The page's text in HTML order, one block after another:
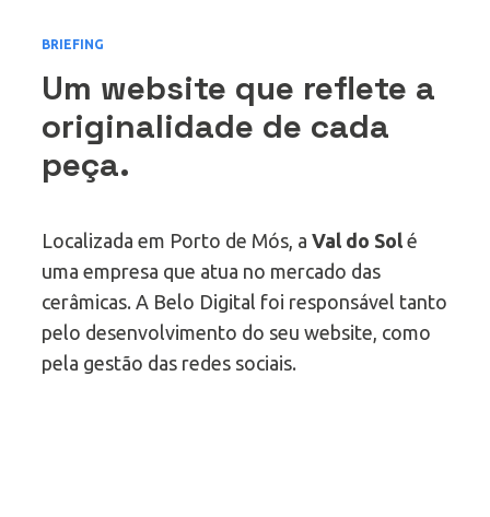
BRIEFING
Um website que reflete a
originalidade de cada
peça.
Localizada em Porto de Mós, a Val do Sol é
uma empresa que atua no mercado das
cerâmicas. A Belo Digital foi responsável tanto
pelo desenvolvimento do seu website, como
pela gestão das redes sociais.